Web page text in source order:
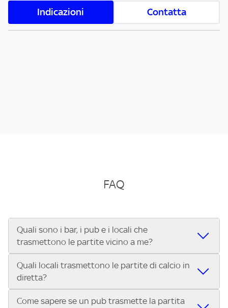
Indicazioni Contatta
FAQ
Quali sono i bar, i pub e i locali che
trasmettono le partite vicino a me?
Se cerchi un bar, pub, ristorante o locale vicino a te per
vedere le partite di Serie A ENILIVE, la Serie C Sky Wifi, la
UEFA Champions League, la UEFA Europa League, la UEFA
Conference League, il Tennis, la Formula 1®, la MotoGP™ e
Quali locali trasmettono le partite di calcio in
diretta?
Vuoi sapere quali bar, pub o ristoranti mostrano le partite
Come sapere se un pub trasmette la partita